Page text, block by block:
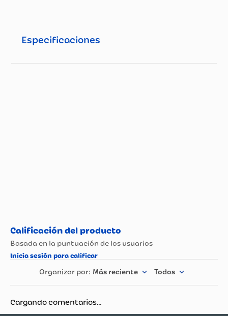
Especificaciones
Más reciente Todos
Cargando comentarios…